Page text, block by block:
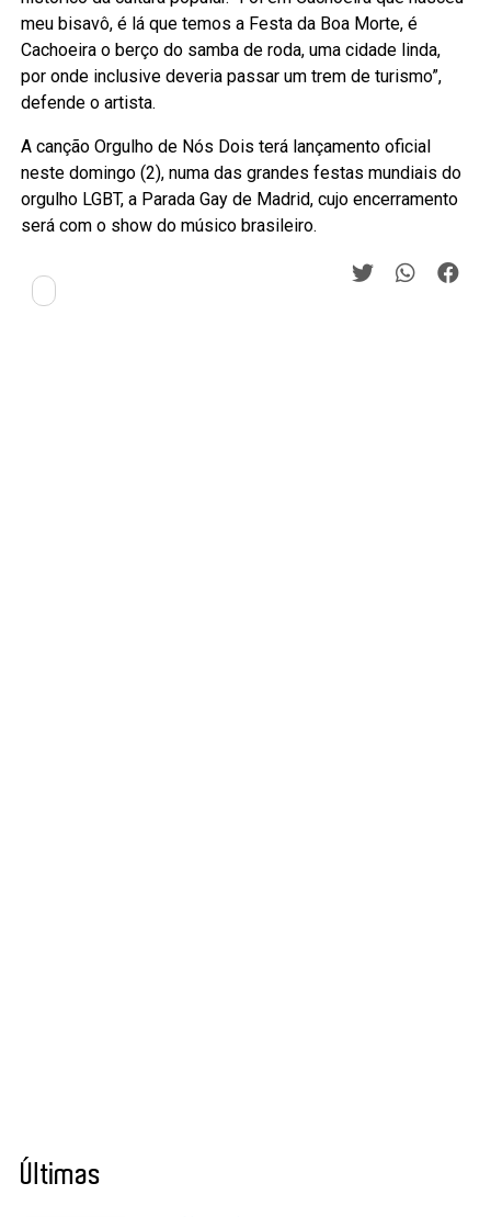
meu bisavô, é lá que temos a Festa da Boa Morte, é
Cachoeira o berço do samba de roda, uma cidade linda,
por onde inclusive deveria passar um trem de turismo”,
defende o artista.
A canção Orgulho de Nós Dois terá lançamento oficial
neste domingo (2), numa das grandes festas mundiais do
orgulho LGBT, a Parada Gay de Madrid, cujo encerramento
será com o show do músico brasileiro.
Últimas